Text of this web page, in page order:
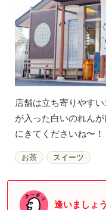
店舗は立ち寄りやす
が入った白いのれん
にきてくださいね〜！
お茶 スイーツ
逢いましょ